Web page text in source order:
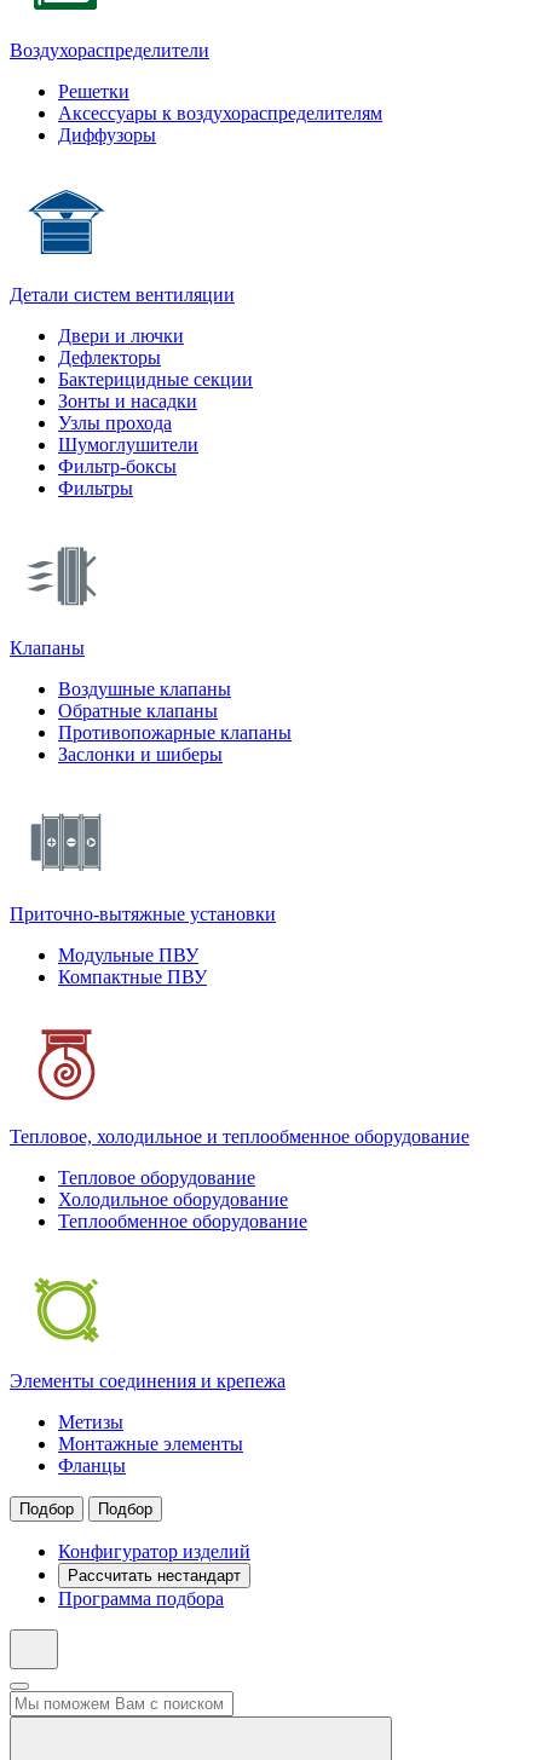
Воздухораспределители
Решетки
Аксессуары к воздухораспределителям
Диффузоры
Детали систем вентиляции
Двери и лючки
Дефлекторы
Бактерицидные секции
Зонты и насадки
Узлы прохода
Шумоглушители
Фильтр-боксы
Фильтры
Клапаны
Воздушные клапаны
Обратные клапаны
Противопожарные клапаны
Заслонки и шиберы
Приточно-вытяжные установки
Модульные ПВУ
Компактные ПВУ
Тепловое, холодильное и теплообменное оборудование
Тепловое оборудование
Холодильное оборудование
Теплообменное оборудование
Элементы соединения и крепежа
Метизы
Монтажные элементы
Фланцы
Подбор Подбор
Конфигуратор изделий
Рассчитать нестандарт
Программа подбора